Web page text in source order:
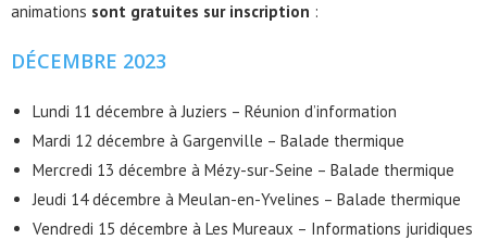
animations sont gratuites sur inscription :
DÉCEMBRE 2023
Lundi 11 décembre à Juziers – Réunion d’information
Mardi 12 décembre à Gargenville – Balade thermique
Mercredi 13 décembre à Mézy-sur-Seine – Balade thermique
Jeudi 14 décembre à Meulan-en-Yvelines – Balade thermique
Vendredi 15 décembre à Les Mureaux – Informations juridiques